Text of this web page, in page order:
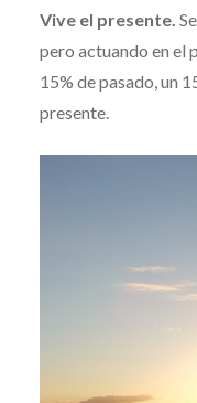
Vive el presente.
pero actuando en el
15% de pasado, un
presente.